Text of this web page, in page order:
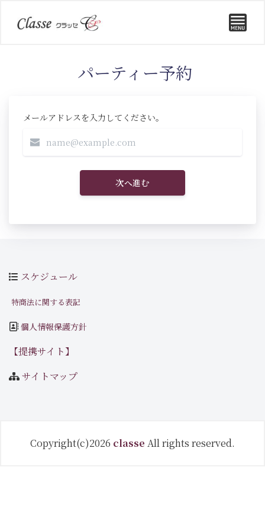
パーティー予約
メールアドレスを入力してください。
次へ進む
スケジュール
特商法に関する表記
個人情報保護方針
【提携サイト】
サイトマップ
Copyright(c)2026 classe All rights reserved.